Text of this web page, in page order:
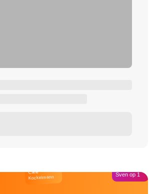
Café
Kockelmann Sven op 1